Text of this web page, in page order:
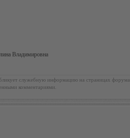
Владимировна
служебную информацию на страницах форума.
комментариями.